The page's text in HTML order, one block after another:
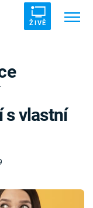
ŽIVĚ
s vlastní